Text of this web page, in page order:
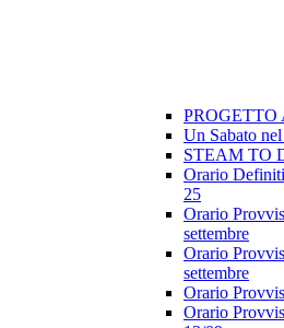
PROGETTO
Un Sabato
STEAM TO
Orario
25
Orario
settembre
Orario
settembre
Orario
Orario